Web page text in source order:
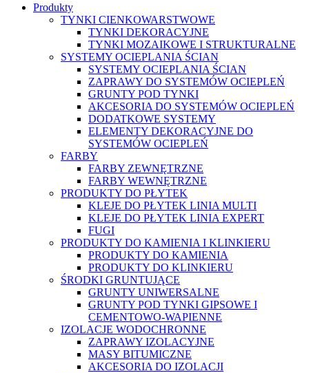
Produkty
TYNKI CIENKOWARSTWOWE
TYNKI DEKORACYJNE
TYNKI MOZAIKOWE I STRUKTURALNE
SYSTEMY OCIEPLANIA ŚCIAN
SYSTEMY OCIEPLANIA ŚCIAN
ZAPRAWY DO SYSTEMÓW OCIEPLEŃ
GRUNTY POD TYNKI
AKCESORIA DO SYSTEMÓW OCIEPLEŃ
DODATKOWE SYSTEMY
ELEMENTY DEKORACYJNE DO
SYSTEMÓW OCIEPLEŃ
FARBY
FARBY ZEWNĘTRZNE
FARBY WEWNĘTRZNE
PRODUKTY DO PŁYTEK
KLEJE DO PŁYTEK LINIA MULTI
KLEJE DO PŁYTEK LINIA EXPERT
FUGI
PRODUKTY DO KAMIENIA I KLINKIERU
PRODUKTY DO KAMIENIA
PRODUKTY DO KLINKIERU
ŚRODKI GRUNTUJĄCE
GRUNTY UNIWERSALNE
GRUNTY POD TYNKI GIPSOWE I
CEMENTOWO-WAPIENNE
IZOLACJE WODOCHRONNE
ZAPRAWY IZOLACYJNE
MASY BITUMICZNE
AKCESORIA DO IZOLACJI